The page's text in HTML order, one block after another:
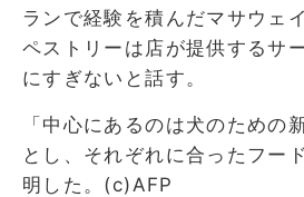
ランで経験を積んだマサウェ
ペストリーは店が提供するサ
にすぎないと話す。
「中心にあるのは犬のための
とし、それぞれに合ったフー
明した。(c)AFP